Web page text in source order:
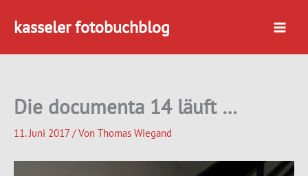
Inhaltkasseler fotobuchblog
Die documenta 14 läuft …
11. Juni 2017 / Von Thomas Wiegand